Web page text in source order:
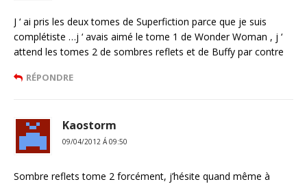
J ‘ ai pris les deux tomes de Superfiction parce que je suis
complétiste …j ‘ avais aimé le tome 1 de Wonder Woman , j ‘
attend les tomes 2 de sombres reflets et de Buffy par contre
RÉPONDRE
Kaostorm
09/04/2012 Á 09:50
Sombre reflets tome 2 forcément, j’hésite quand même à